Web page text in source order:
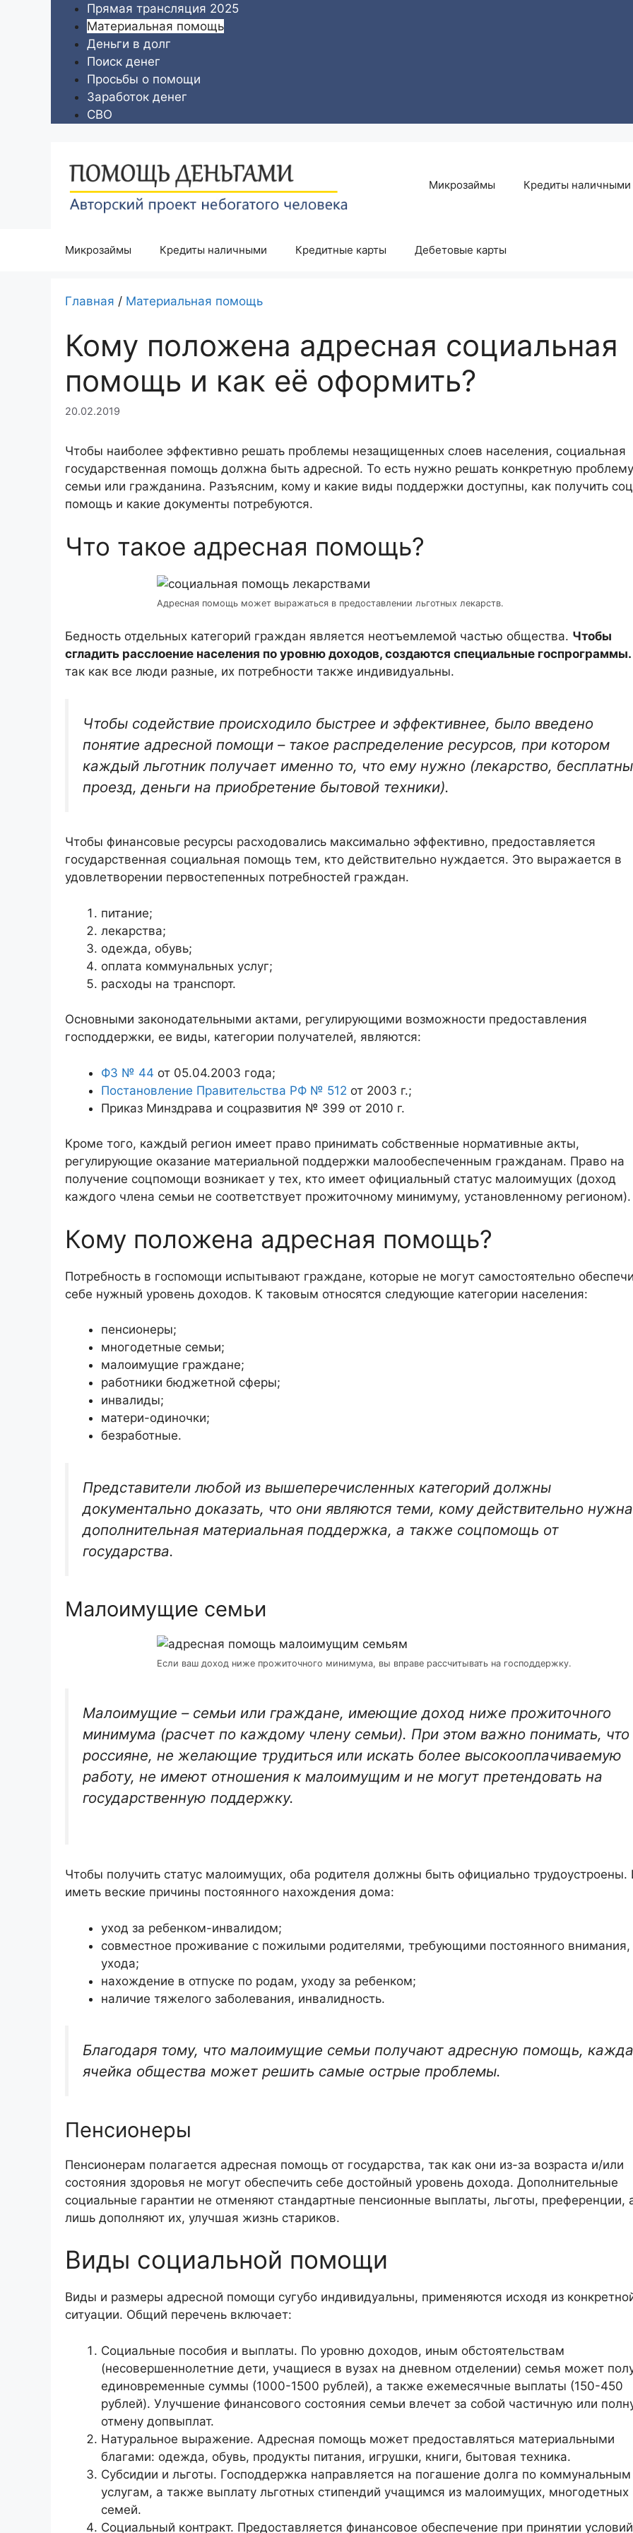
содержимому
Прямая трансляция 2025
Материальная помощь
Деньги в долг
Поиск денег
Просьбы о помощи
Заработок денег
СВО
Микрозаймы Кредиты наличными
Микрозаймы Кредиты наличными Кредитные карты Дебетовые карты
Главная / Материальная помощь
Кому положена адресная социальная
помощь и как её оформить?
20.02.2019
Чтобы наиболее эффективно решать проблемы незащищенных слоев населения, социальная
государственная помощь должна быть адресной. То есть нужно решать конкретную проблему
семьи или гражданина. Разъясним, кому и какие виды поддержки доступны, как получить
помощь и какие документы потребуются.
Что такое адресная помощь?
Адресная помощь может выражаться в предоставлении льготных лекарств.
Бедность отдельных категорий граждан является неотъемлемой частью общества. Чтобы
сгладить расслоение населения по уровню доходов, создаются специальные госпрограммы.
так как все люди разные, их потребности также индивидуальны.
Чтобы содействие происходило быстрее и эффективнее, было введено
понятие адресной помощи – такое распределение ресурсов, при котором
каждый льготник получает именно то, что ему нужно (лекарство,
проезд, деньги на приобретение бытовой техники).
Чтобы финансовые ресурсы расходовались максимально эффективно, предоставляется
государственная социальная помощь тем, кто действительно нуждается. Это выражается в
удовлетворении первостепенных потребностей граждан.
питание;
лекарства;
одежда, обувь;
оплата коммунальных услуг;
расходы на транспорт.
Основными законодательными актами, регулирующими возможности предоставления
господдержки, ее виды, категории получателей, являются:
ФЗ № 44 от 05.04.2003 года;
Постановление Правительства РФ № 512 от 2003 г.;
Приказ Минздрава и соцразвития № 399 от 2010 г.
Кроме того, каждый регион имеет право принимать собственные нормативные акты,
регулирующие оказание материальной поддержки малообеспеченным гражданам. Право на
получение соцпомощи возникает у тех, кто имеет официальный статус малоимущих (доход
каждого члена семьи не соответствует прожиточному минимуму, установленному регионом).
Кому положена адресная помощь?
Потребность в госпомощи испытывают граждане, которые не могут самостоятельно
себе нужный уровень доходов. К таковым относятся следующие категории населения:
пенсионеры;
многодетные семьи;
малоимущие граждане;
работники бюджетной сферы;
инвалиды;
матери-одиночки;
безработные.
Представители любой из вышеперечисленных категорий должны
документально доказать, что они являются теми, кому действительно нужна
дополнительная материальная поддержка, а также соцпомощь от
государства.
Малоимущие семьи
Если ваш доход ниже прожиточного минимума, вы вправе рассчитывать на господдержку.
Малоимущие – семьи или граждане, имеющие доход ниже прожиточного
минимума (расчет по каждому члену семьи). При этом важно понимать, что
россияне, не желающие трудиться или искать более высокооплачиваемую
работу, не имеют отношения к малоимущим и не могут претендовать на
государственную поддержку.
Чтобы получить статус малоимущих, оба родителя должны быть официально трудоустроены.
иметь веские причины постоянного нахождения дома:
уход за ребенком-инвалидом;
совместное проживание с пожилыми родителями, требующими постоянного внимания,
ухода;
нахождение в отпуске по родам, уходу за ребенком;
наличие тяжелого заболевания, инвалидность.
Благодаря тому, что малоимущие семьи получают адресную помощь,
ячейка общества может решить самые острые проблемы.
Пенсионеры
Пенсионерам полагается адресная помощь от государства, так как они из-за возраста и/или
состояния здоровья не могут обеспечить себе достойный уровень дохода. Дополнительные
социальные гарантии не отменяют стандартные пенсионные выплаты, льготы, преференции,
лишь дополняют их, улучшая жизнь стариков.
Виды социальной помощи
Виды и размеры адресной помощи сугубо индивидуальны, применяются исходя из
ситуации. Общий перечень включает:
Социальные пособия и выплаты. По уровню доходов, иным обстоятельствам
(несовершеннолетние дети, учащиеся в вузах на дневном отделении) семья может
единовременные суммы (1000-1500 рублей), а также ежемесячные выплаты (150-450
рублей). Улучшение финансового состояния семьи влечет за собой частичную или
отмену допвыплат.
Натуральное выражение. Адресная помощь может предоставляться материальными
благами: одежда, обувь, продукты питания, игрушки, книги, бытовая техника.
Субсидии и льготы. Господдержка направляется на погашение долга по коммунальным
услугам, а также выплату льготных стипендий учащимся из малоимущих, многодетных
семей.
Социальный контракт. Предоставляется финансовое обеспечение при принятии условий